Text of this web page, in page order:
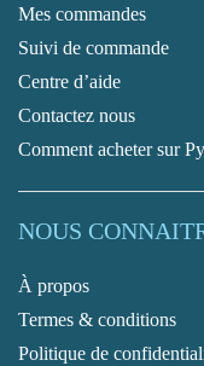
Mes commandes
Suivi de commande
Centre d’aide
Contactez nous
Comment acheter sur
NOUS
À propos
Termes & conditions
Politique de